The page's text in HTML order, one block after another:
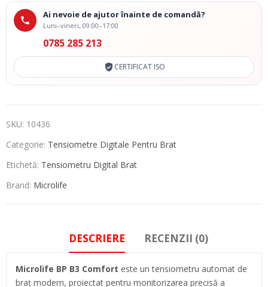
Ai nevoie de ajutor înainte de comandă?
Luni–vineri, 09:00–17:00
0785 285 213
CERTIFICAT ISO
SKU: 10436
Categorie: Tensiometre Digitale Pentru Brat
Etichetă: Tensiometru Digital Brat
Brand: Microlife
DESCRIERE RECENZII (0)
Microlife BP B3 Comfort este un tensiometru automat de
braț modern, proiectat pentru monitorizarea precisă a